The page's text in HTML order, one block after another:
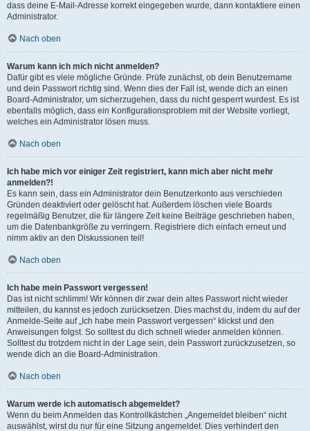
dass deine E-Mail-Adresse korrekt eingegeben wurde, dann kontaktiere einen
Administrator.
Nach oben
Warum kann ich mich nicht anmelden?
Dafür gibt es viele mögliche Gründe. Prüfe zunächst, ob dein Benutzername
und dein Passwort richtig sind. Wenn dies der Fall ist, wende dich an einen
Board-Administrator, um sicherzugehen, dass du nicht gesperrt wurdest. Es ist
ebenfalls möglich, dass ein Konfigurationsproblem mit der Website vorliegt,
welches ein Administrator lösen muss.
Nach oben
Ich habe mich vor einiger Zeit registriert, kann mich aber nicht mehr
anmelden?!
Es kann sein, dass ein Administrator dein Benutzerkonto aus verschieden
Gründen deaktiviert oder gelöscht hat. Außerdem löschen viele Boards
regelmäßig Benutzer, die für längere Zeit keine Beiträge geschrieben haben,
um die Datenbankgröße zu verringern. Registriere dich einfach erneut und
nimm aktiv an den Diskussionen teil!
Nach oben
Ich habe mein Passwort vergessen!
Das ist nicht schlimm! Wir können dir zwar dein altes Passwort nicht wieder
mitteilen, du kannst es jedoch zurücksetzen. Dies machst du, indem du auf der
Anmelde-Seite auf „Ich habe mein Passwort vergessen“ klickst und den
Anweisungen folgst. So solltest du dich schnell wieder anmelden können.
Solltest du trotzdem nicht in der Lage sein, dein Passwort zurückzusetzen, so
wende dich an die Board-Administration.
Nach oben
Warum werde ich automatisch abgemeldet?
Wenn du beim Anmelden das Kontrollkästchen „Angemeldet bleiben“ nicht
auswählst, wirst du nur für eine Sitzung angemeldet. Dies verhindert den